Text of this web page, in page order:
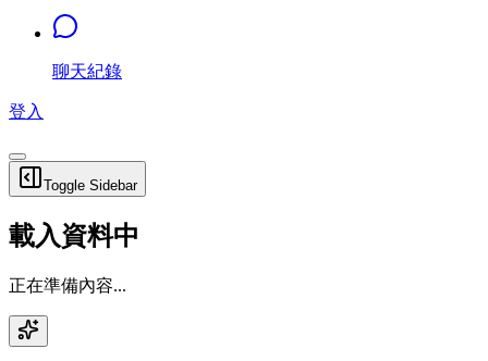
聊天紀錄
登入
Toggle Sidebar
載入資料中
正在準備內容...